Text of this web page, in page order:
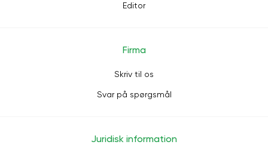
Editor
Firma
Skriv til os
Svar på spørgsmål
Juridisk information